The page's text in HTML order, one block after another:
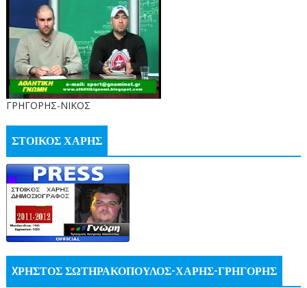
ΓΡΗΓΟΡΗΣ-ΝΙΚΟΣ
ΣΤΟΙΚΟΣ ΧΑΡΗΣ
XΡΗΣΤΟΣ ΣΩΤΗΡΑΚΟΠΟΥΛΟΣ-ΧΑΡΗΣ-ΓΡΗΓΟΡΗΣ